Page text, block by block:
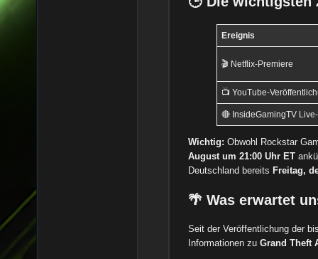
Ereignis
🎬 Netflix-Premiere
📺 YouTube-
🔴 InsideGamingTV
Wichtig: Obwohl Rockstar
August um 21:00 Uhr ET
Deutschland bereitsFreitag,
🌴 Was erwartet
Seit der Veröffentlichung der
Informationen zuGrand Theft